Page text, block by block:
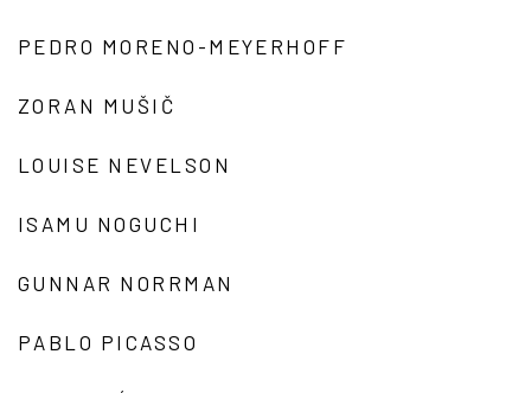
PEDRO MORENO-MEYERHOFF
ZORAN MUŠIČ
LOUISE NEVELSON
ISAMU NOGUCHI
GUNNAR NORRMAN
PABLO PICASSO